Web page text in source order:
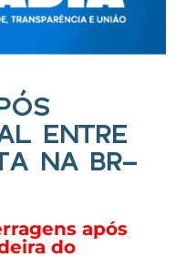
ENTRE
NA BR-
após
do